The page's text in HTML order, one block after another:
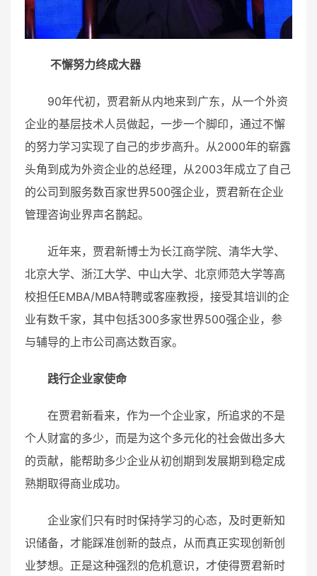
不懈努力终成大器
90年代初，贾君新从内地来到广东，从一个外资
企业的基层技术人员做起，一步一个脚印，通过不懈
的努力学习实现了自己的步步高升。从2000年的崭露
头角到成为外资企业的总经理，从2003年成立了自己
的公司到服务数百家世界500强企业，贾君新在企业
管理咨询业界声名鹊起。
近年来，贾君新博士为长江商学院、清华大学、
北京大学、浙江大学、中山大学、北京师范大学等高
校担任EMBA/MBA特聘或客座教授，接受其培训的企
业有数千家，其中包括300多家世界500强企业，参
与辅导的上市公司高达数百家。
践行企业家使命
在贾君新看来，作为一个企业家，所追求的不是
个人财富的多少，而是为这个多元化的社会做出多大
的贡献，能帮助多少企业从初创期到发展期到稳定成
熟期取得商业成功。
企业家们只有时时保持学习的心态，及时更新知
识储备，才能踩准创新的鼓点，从而真正实现创新创
业梦想。正是这种强烈的危机意识，才使得贾君新时